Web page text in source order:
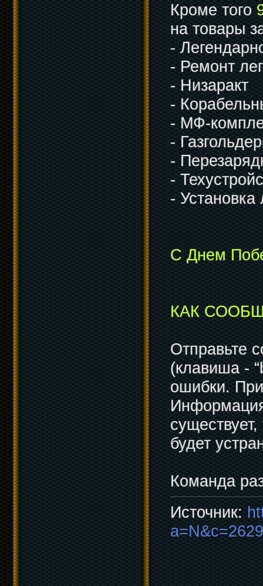
Кроме того
на товары
-
- Ремонт
- Низаракт
-
- МФ-
-
-
-
-
С Днем
КАК
Отправьте
(клавиша -
ошибки.
будет
Команда
Источник: